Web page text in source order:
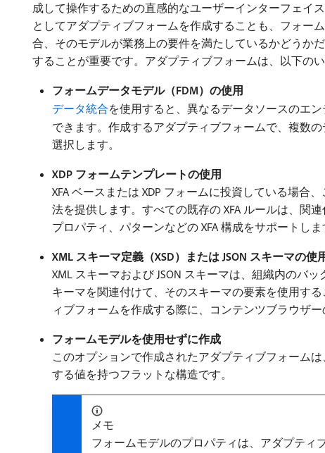
成して操作するための直感的なユーザーインターフェイ
としてアダプティブフォームを作成することも、フォー
合、そのモデルが業務上の要件を満たしているかどうか
することが重要です。アダプティブフォームは、以下の
フォームデータモデル（FDM）の使用
データ統合を使用すると、異なるデータソースのエ
できます。作成するアダプティブフォームで、複数
選択します。
XDP フォームテンプレートの使用
XFA ベースまたは XDP フォームに投資している場合
法を提供します。すべての既存の XFA ルールは、関
プロパティ、パターンなどの XFA 構成をサポートしま
XML スキーマ定義（XSD）または JSON スキーマの使
XML スキーマおよび JSON スキーマは、組織内のバ
キーマを関連付けて、そのスキーマの要素を使用す
ィブフォームを作成する際に、コンテンツブラウザ
フォームモデルを使用せずに作成
このオプションで作成されたアダプティブフォーム
する値を持つフラットな構造です。
メモ
フォームモデルのプロパティは、アダプティ